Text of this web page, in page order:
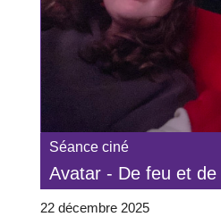
Séance ciné
Avatar - De feu et de
22 décembre 2025